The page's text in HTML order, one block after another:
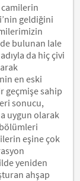
camilerin
geldiğini
bulunan lale
da hiç çivi
en eski
geçmişe sahip
sonucu,
uygun olarak
eşine çok
yeniden
ahşap